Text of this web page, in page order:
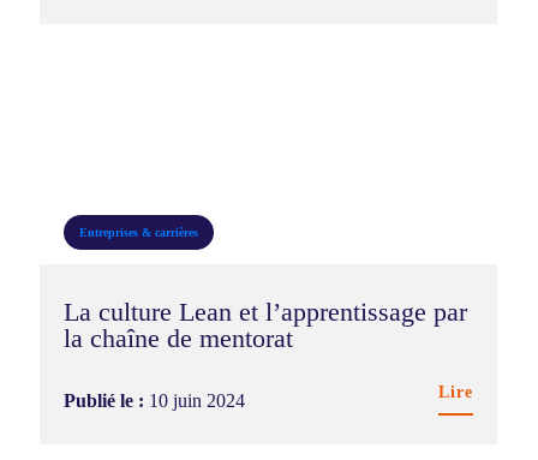
Entreprises & carrières
La culture Lean et l’apprentissage par
la chaîne de mentorat
Publié le : 10 juin 2024 Lire